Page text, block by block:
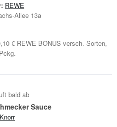
REWE
Allee 13a
€ REWE BONUS versch. Sorten,
bald ab
Sauce
Knorr